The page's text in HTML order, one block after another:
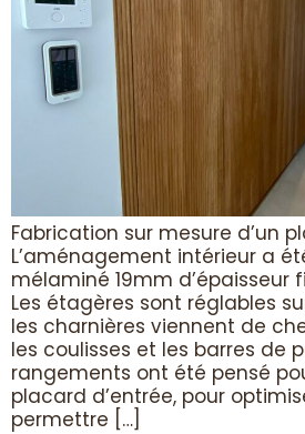
Fabrication sur mesure d’un
L’aménagement intérieur a
mélaminé 19mm d’épaisseur
Les étagères sont réglables
les charnières viennent de
les coulisses et les barres de
rangements ont été pensé
placard d’entrée, pour
permettre […]